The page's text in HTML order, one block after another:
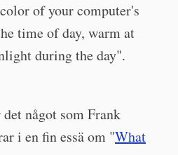
of your computer's
time of day, warm at
during the day".
något som Frank
i en fin essä om "What